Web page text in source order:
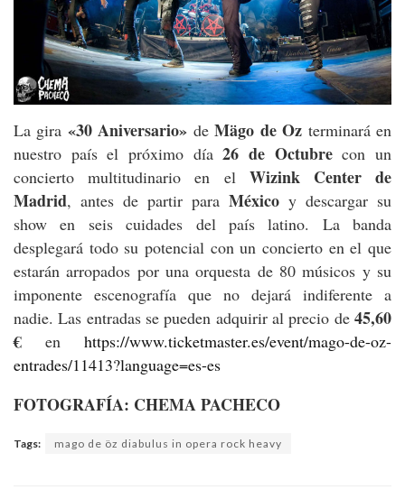
La gira «30 Aniversario» deMägo de Oz terminará en
nuestro país el próximo día26 de Octubrecon un
concierto multitudinario en elWizink Center de
Madrid, antes de partir para México y descargar su
show en seis cuidades del país latino. La banda
desplegará todo su potencial con un concierto en el que
estarán arropados por una orquesta de 80 músicos y su
imponente escenografía que no dejará indiferente a
nadie. Las entradas se pueden adquirir al precio de 45,60
€ en https://www.ticketmaster.es/event/mago-de-oz-
entrades/11413?language=es-es
FOTOGRAFÍA: CHEMA PACHECO
Tags: mago de öz diabulus in opera rock heavy